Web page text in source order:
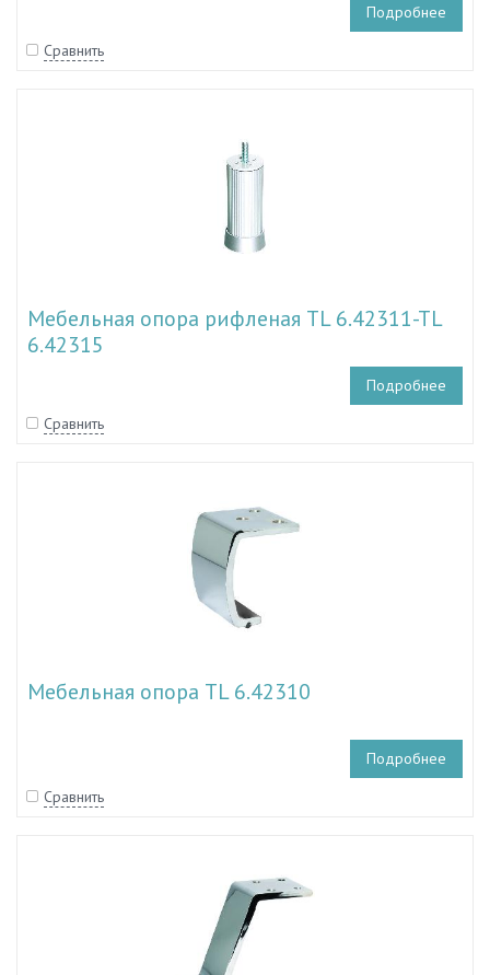
Подробнее
Сравнить
Мебельная опора рифленая TL 6.42311-TL
6.42315
Подробнее
Сравнить
Мебельная опора TL 6.42310
Подробнее
Сравнить